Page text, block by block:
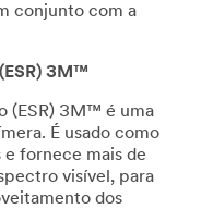
conjunto com a
3M™
(ESR) 3M™ é uma
É usado como
fornece mais de
visível, para
dos